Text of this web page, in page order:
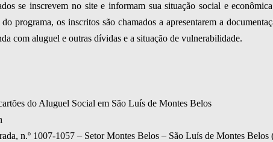
se inscrevem no site e informam sua situação social e
programa, os inscritos são chamados a apresentarem a
com aluguel e outras dívidas e a situação de vulnerabilidade.
do Aluguel Social em São Luís de Montes Belos
n.º 1007-1057 – Setor Montes Belos – São Luís de Montes Belos